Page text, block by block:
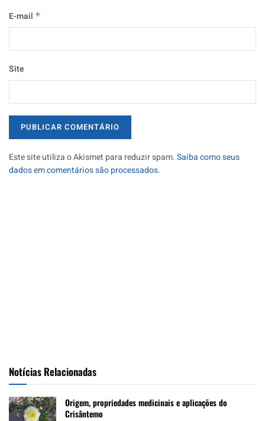
E-mail *
Site
Este site utiliza o Akismet para reduzir spam.Saiba como seus
dados em comentários são processados.
Notícias Relacionadas
Origem, propriedades medicinais e aplicações do
Crisântemo